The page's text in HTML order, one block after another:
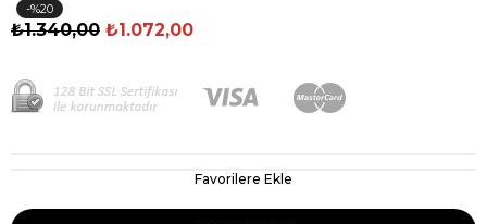
20
₺1.340,00 ₺1.072,00
Favorilere Ekle